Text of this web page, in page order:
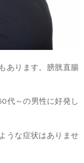
あります。膀胱直腸
代～の男性に好発し
うな症状はありませ